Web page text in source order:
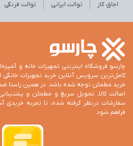
اجاق گاز توالت ایرانی توالت فرنگی
چارسو فروشگاه اینترنتی تجهیزات خانه و
کامل‌ترین سرویس آنلاین خرید تجهیزات
اصالت کالا، تحویل سریع و مطمئن و
سفارشات درنظر گرفته شده، تا تجربه خریدی
فراهم شود.